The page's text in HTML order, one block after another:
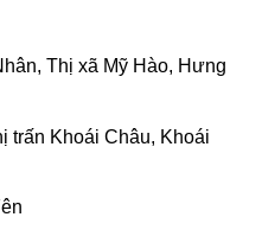
Thị xã Mỹ Hào, Hưng
trấn Khoái Châu, Khoái